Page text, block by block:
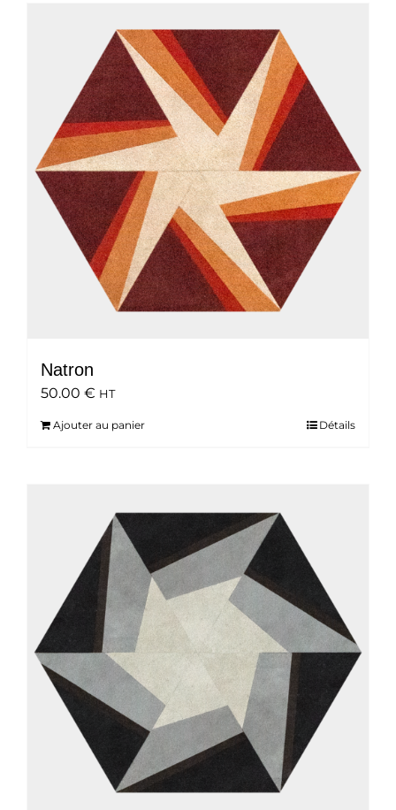
Natron
50.00 € HT
Ajouter au panier Détails